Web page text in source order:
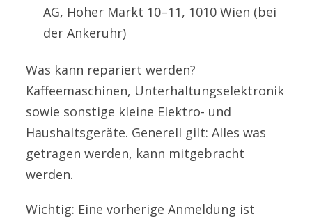
AG, Hoher Markt 10–11, 1010 Wien (bei
der Ankeruhr)
Was kann repariert werden?
Kaffeemaschinen, Unterhaltungselektronik
sowie sonstige kleine Elektro- und
Haushaltsgeräte. Generell gilt: Alles was
getragen werden, kann mitgebracht
werden.
Wichtig: Eine vorherige Anmeldung ist